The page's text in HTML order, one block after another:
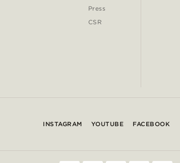
Press
CSR
INSTAGRAM YOUTUBE FACEBOOK